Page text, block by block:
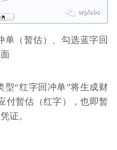
单（暂估）、勾选蓝字回
型“红字回冲单”将生成财
付暂估（红字），也即暂
证。